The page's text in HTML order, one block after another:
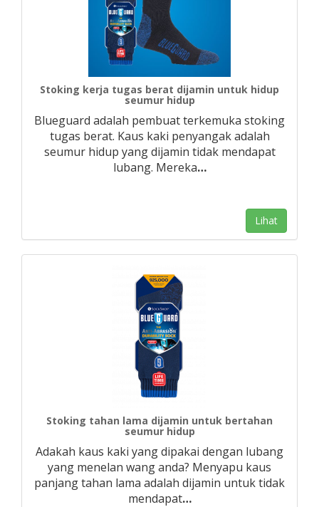
Stoking kerja tugas berat dijamin untuk hidup
seumur hidup
Blueguard adalah pembuat terkemuka stoking
tugas berat. Kaus kaki penyangak adalah
seumur hidup yang dijamin tidak mendapat
lubang. Mereka…
Lihat
Stoking tahan lama dijamin untuk bertahan
seumur hidup
Adakah kaus kaki yang dipakai dengan lubang
yang menelan wang anda? Menyapu kaus
panjang tahan lama adalah dijamin untuk tidak
mendapat…